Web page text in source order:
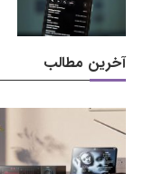
آخرین مطالب